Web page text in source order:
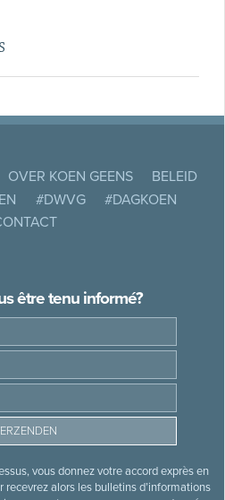
OVER KOEN GEENS
BELEID
#DWVG
#DAGKOEN
être tenu informé?
vous donnez votre accord exprès en
alors les bulletins d’informations